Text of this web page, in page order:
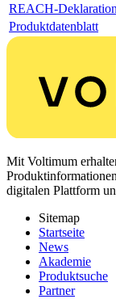
REACH-Deklaration
Produktdatenblatt
Mit Voltimum
digitalen Plattform
Sitemap
Startseite
News
Akademie
Produktsuche
Partner